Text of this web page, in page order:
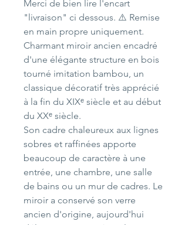
Merci de bien lire l'encart
"livraison" ci dessous. ⚠️ Remise
en main propre uniquement.
Charmant miroir ancien encadré
d'une élégante structure en bois
tourné imitation bambou, un
classique décoratif très apprécié
à la fin du XIXᵉ siècle et au début
du XXᵉ siècle.
Son cadre chaleureux aux lignes
sobres et raffinées apporte
beaucoup de caractère à une
entrée, une chambre, une salle
de bains ou un mur de cadres. Le
miroir a conservé son verre
ancien d'origine, aujourd'hui